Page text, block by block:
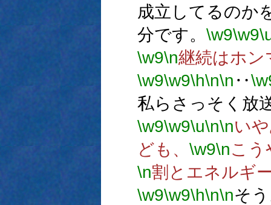
成立してるのか
分です。 \w9\w9
\w9\n継続はホン
\w9\w9\h\n\n ‥
私らさっそく放
\w9\w9\u\n\nい
ども、 \w9\nこ
\n割とエネルギ
\w9\w9\h\n\nそ